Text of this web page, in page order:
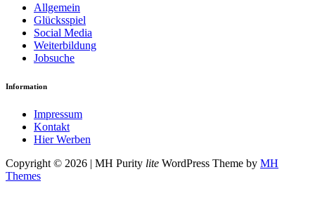
Allgemein
Glücksspiel
Social Media
Weiterbildung
Jobsuche
Information
Impressum
Kontakt
Hier Werben
Copyright © 2026 | MH Purity lite WordPress Theme by MH
Themes